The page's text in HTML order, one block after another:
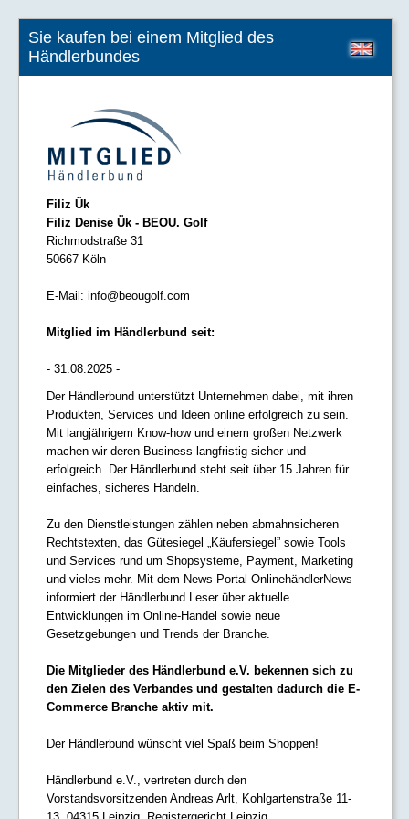
Sie kaufen bei einem Mitglied des
Händlerbundes
Filiz Ük
Filiz Denise Ük - BEOU. Golf
Richmodstraße 31
50667 Köln
E-Mail: info@beougolf.com
Mitglied im Händlerbund seit:
- 31.08.2025 -
Der Händlerbund unterstützt Unternehmen dabei, mit ihren
Produkten, Services und Ideen online erfolgreich zu sein.
Mit langjährigem Know-how und einem großen Netzwerk
machen wir deren Business langfristig sicher und
erfolgreich. Der Händlerbund steht seit über 15 Jahren für
einfaches, sicheres Handeln.
Zu den Dienstleistungen zählen neben abmahnsicheren
Rechtstexten, das Gütesiegel „Käufersiegel” sowie Tools
und Services rund um Shopsysteme, Payment, Marketing
und vieles mehr. Mit dem News-Portal OnlinehändlerNews
informiert der Händlerbund Leser über aktuelle
Entwicklungen im Online-Handel sowie neue
Gesetzgebungen und Trends der Branche.
Die Mitglieder des Händlerbund e.V. bekennen sich zu
den Zielen des Verbandes und gestalten dadurch die E-
Commerce Branche aktiv mit.
Der Händlerbund wünscht viel Spaß beim Shoppen!
Händlerbund e.V., vertreten durch den
Vorstandsvorsitzenden Andreas Arlt, Kohlgartenstraße 11-